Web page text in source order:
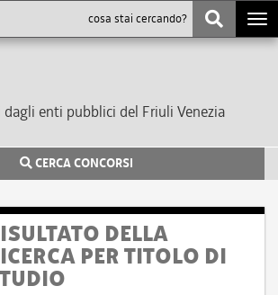
enti pubblici del Friuli Venezia
CERCA CONCORSI
DELLA
PER TITOLO DI